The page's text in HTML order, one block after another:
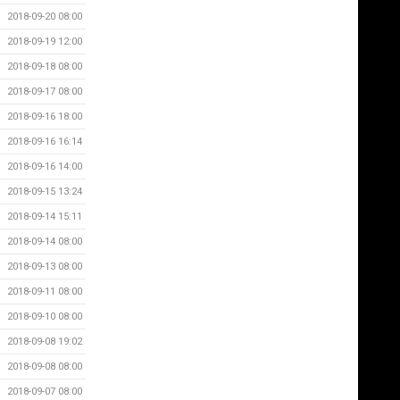
2018-09-20 08:00
2018-09-19 12:00
2018-09-18 08:00
2018-09-17 08:00
2018-09-16 18:00
2018-09-16 16:14
2018-09-16 14:00
2018-09-15 13:24
2018-09-14 15:11
2018-09-14 08:00
2018-09-13 08:00
2018-09-11 08:00
2018-09-10 08:00
2018-09-08 19:02
2018-09-08 08:00
2018-09-07 08:00